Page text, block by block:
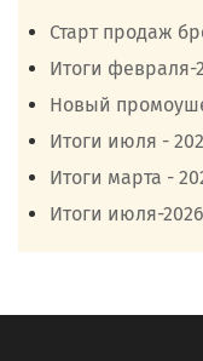
Старт продаж
Итоги февраля-
Новый
Итоги июля -
Итоги марта -
Итоги июля-2026